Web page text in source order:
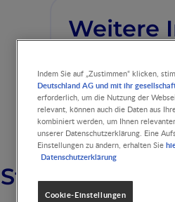
Weitere
Studien
Indem Sie auf „Zustimmen“ klicken,
Deutschland AG und mit ihr
erforderlich, um die Nutzung der
relevant, können auch die Daten aus
kombiniert werden, um Ihnen
unserer Datenschutzerklärung. Eine
Einstellungen zu ändern, erhalten Sie
Datenschutzerklärung
Cookie-Einstellungen